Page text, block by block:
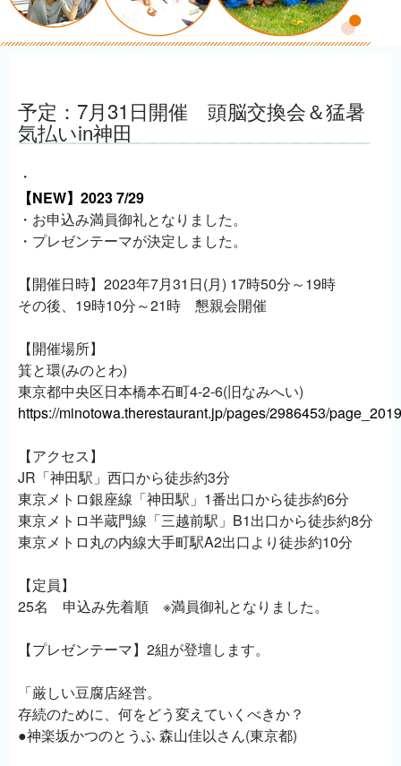
予定：7月31日開催 頭脳交換会＆猛暑
気払いin神田
・
【NEW】2023 7/29
・お申込み満員御礼となりました。
・プレゼンテーマが決定しました。
【開催日時】2023年7月31日(月) 17時50分～19時
その後、19時10分～21時 懇親会開催
【開催場所】
箕と環(みのとわ)
東京都中央区日本橋本石町4-2-6(旧なみへい)
https://minotowa.therestaurant.jp/pages/2986453/
【アクセス】
JR「神田駅」西口から徒歩約3分
東京メトロ銀座線「神田駅」1番出口から徒歩約6分
東京メトロ半蔵門線「三越前駅」B1出口から徒歩約8分
東京メトロ丸の内線大手町駅A2出口より徒歩約10分
【定員】
25名 申込み先着順 ※満員御礼となりました。
【プレゼンテーマ】2組が登壇します。
「厳しい豆腐店経営。
存続のために、何をどう変えていくべきか？
●神楽坂かつのとうふ 森山佳以さん(東京都)